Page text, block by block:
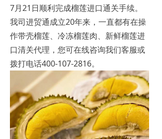
7月21日顺利完成榴莲进口通关手续。
我司进贸通成立20年来，一直都有在操
作带壳榴莲、冷冻榴莲肉、新鲜榴莲进
口清关代理，您可在线咨询我们客服或
拨打电话400-107-2816。